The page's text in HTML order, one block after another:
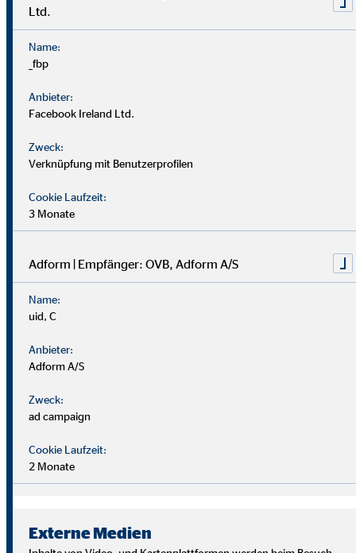
Bei uns findest du Sicherheit, Selbstbestimmung und
Flexibilität. Teamarbeit und Austausch stehen im
Mittelpunkt. Dein Alltag ist vielfältig, da jede*r Kund*in
individuelle Lösungen braucht. Als OVB-Berater*in
unterstützt du Kund*innen, die richtigen finanziellen
Entscheidungen zu treffen.
Wir suchen Persönlichkeiten mit Charakter, die aus dem
Du musst kein Finanzprofi sein – unsere Ausbildung bereitet
Ltd.
Name:
_fbp
Anbieter:
Facebook Ireland Ltd.
Zweck:
Verknüpfung mit Benutzerprofilen
Cookie Laufzeit:
3 Monate
Adform | Empfänger: OVB, Adform A/S
Name:
uid, C
Anbieter:
Adform A/S
Zweck:
ad campaign
Cookie Laufzeit:
2 Monate
Externe Medien